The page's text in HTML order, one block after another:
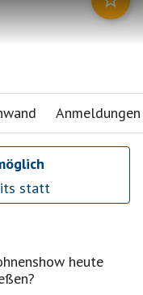
Anmeldungen
statt
heute